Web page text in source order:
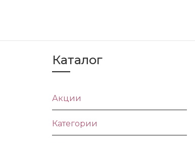
Каталог
Акции
Категории